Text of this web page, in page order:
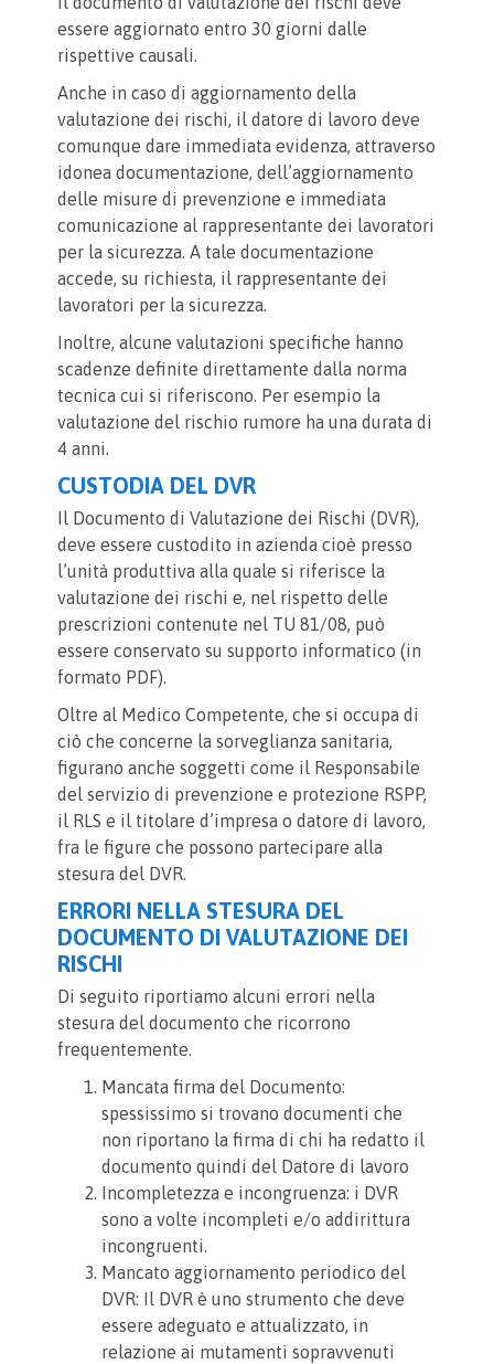
essere aggiornato entro 30 giorni dalle
rispettive causali.
Anche in caso di aggiornamento della
valutazione dei rischi, il datore di lavoro deve
comunque dare immediata evidenza, attraverso
idonea documentazione, dell’aggiornamento
delle misure di prevenzione e immediata
comunicazione al rappresentante dei lavoratori
per la sicurezza. A tale documentazione
accede, su richiesta, il rappresentante dei
lavoratori per la sicurezza.
Inoltre, alcune valutazioni specifiche hanno
scadenze definite direttamente dalla norma
tecnica cui si riferiscono. Per esempio la
valutazione del rischio rumore ha una durata di
4 anni.
CUSTODIA DEL DVR
Il Documento di Valutazione dei Rischi (DVR),
deve essere custodito in azienda cioè presso
l’unità produttiva alla quale si riferisce la
valutazione dei rischi e, nel rispetto delle
prescrizioni contenute nel TU 81/08, può
essere conservato su supporto informatico (in
formato PDF).
Oltre al Medico Competente, che si occupa di
ciò che concerne la sorveglianza sanitaria,
figurano anche soggetti come il Responsabile
del servizio di prevenzione e protezione RSPP,
il RLS e il titolare d’impresa o datore di lavoro,
fra le figure che possono partecipare alla
stesura del DVR.
ERRORI NELLA STESURA DEL
DOCUMENTO DI VALUTAZIONE DEI
RISCHI
Di seguito riportiamo alcuni errori nella
stesura del documento che ricorrono
frequentemente.
Mancata firma del Documento:
spessissimo si trovano documenti che
non riportano la firma di chi ha redatto il
documento quindi del Datore di lavoro
Incompletezza e incongruenza: i DVR
sono a volte incompleti e/o addirittura
incongruenti.
Mancato aggiornamento periodico del
DVR: Il DVR è uno strumento che deve
essere adeguato e attualizzato, in
relazione ai mutamenti sopravvenuti